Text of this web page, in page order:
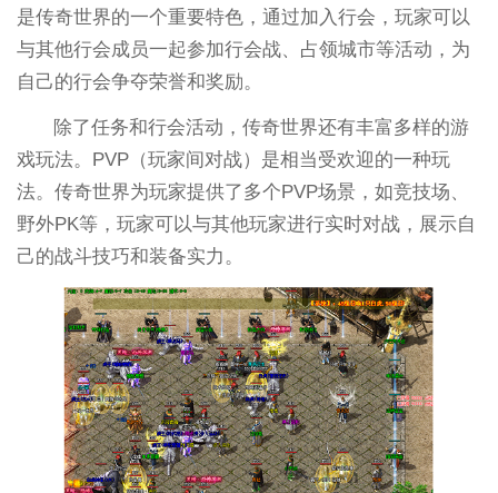
是传奇世界的一个重要特色，通过加入行会，玩家可以
与其他行会成员一起参加行会战、占领城市等活动，为
自己的行会争夺荣誉和奖励。
除了任务和行会活动，传奇世界还有丰富多样的游
戏玩法。PVP（玩家间对战）是相当受欢迎的一种玩
法。传奇世界为玩家提供了多个PVP场景，如竞技场、
野外PK等，玩家可以与其他玩家进行实时对战，展示自
己的战斗技巧和装备实力。